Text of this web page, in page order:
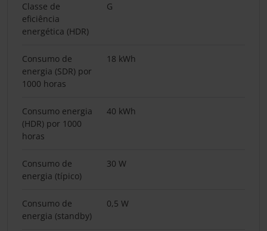
Classe de
eficiência
energética (HDR)
G
Consumo de
energia (SDR) por
1000 horas
18 kWh
Consumo energia
(HDR) por 1000
horas
40 kWh
Consumo de
energia (típico)
30 W
Consumo de
energia (standby)
0,5 W